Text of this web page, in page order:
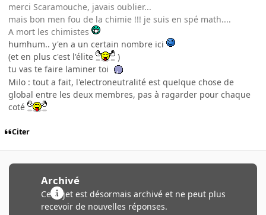
merci Scaramouche, javais oublier...
mais bon men fou de la chimie !!! je suis en spé math....
A mort les chimistes
humhum.. y'en a un certain nombre ici
(et en plus c'est l'élite
)
tu vas te faire laminer toi
Milo : tout a fait, l'electroneutralité est quelque chose de
global entre les deux membres, pas à ragarder pour chaque
coté
Citer
Archivé
Ce sujet est désormais archivé et ne peut plus
recevoir de nouvelles réponses.